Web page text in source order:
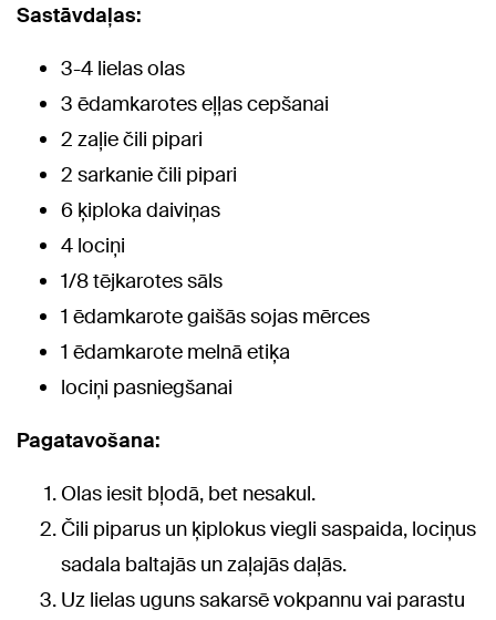
Sastāvdaļas:
3-4 lielas olas
3 ēdamkarotes eļļas cepšanai
2 zaļie čili pipari
2 sarkanie čili pipari
6 ķiploka daiviņas
4 lociņi
1/8 tējkarotes sāls
1 ēdamkarote gaišās sojas mērces
1 ēdamkarote melnā etiķa
lociņi pasniegšanai
Pagatavošana:
Olas iesit bļodā, bet nesakul.
Čili piparus un ķiplokus viegli saspaida, lociņus
sadala baltajās un zaļajās daļās.
Uz lielas uguns sakarsē vokpannu vai parastu